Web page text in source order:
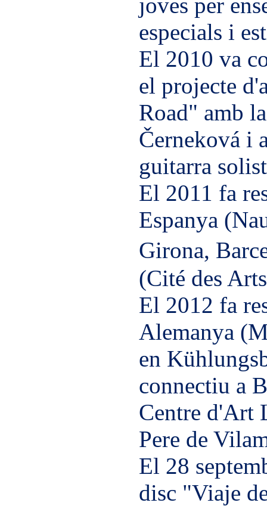
especials i
El 2010 va
el projecte
Road" amb
Černeková i
guitarra
El 2011 fa
Espanya
Girona,
(Cité des
El 2012 fa
Alemanya
en
connectiu a
Centre d'Art
Pere de
El 28
disc "Viaje